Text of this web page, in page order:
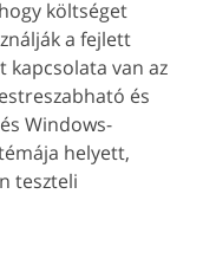
költséget
a fejlett
kapcsolata van az
és
Windows-
helyett,
teszteli